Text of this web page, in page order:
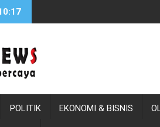
POLITIK EKONOMI & BISNIS